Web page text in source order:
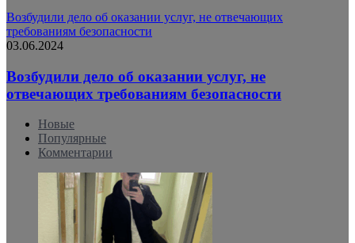
Возбудили дело об оказании услуг, не отвечающих
требованиям безопасности
03.06.2024
Возбудили дело об оказании услуг, не
отвечающих требованиям безопасности
Новые
Популярные
Комментарии